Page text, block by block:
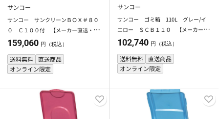
サンコー
サンコー サンクリーンＢＯＸ＃８０
０ Ｃ１００付 【メーカー直送・代
引不可】【法人限定】【日祝配送不
159,060 円（税込）
送料無料 直送商品
オンライン限定
サンコー
サンコー ゴミ箱 110L グレー/イ
エロー ＳＣＢ１１０ 【メーカー直
送・代引不可】【法人限定】【日祝配
102,740 円（税込）
送料無料
直送商品
オンライン限定